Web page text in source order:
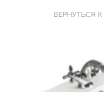
ВЕРНУТЬСЯ К